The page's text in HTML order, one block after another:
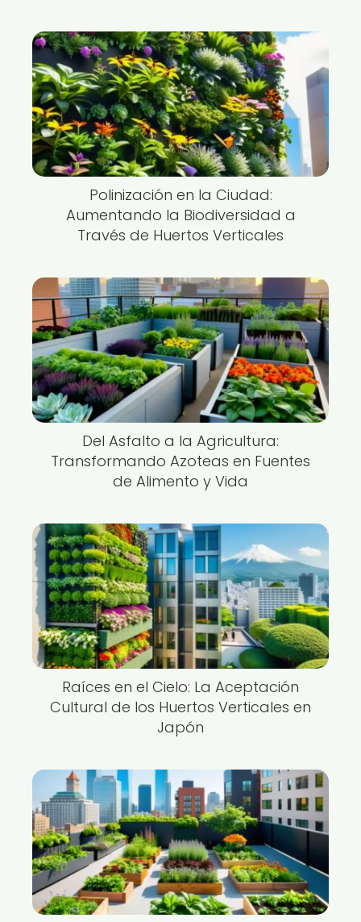
Polinización en la Ciudad:
Aumentando la Biodiversidad a
Través de Huertos Verticales
Del Asfalto a la Agricultura:
Transformando Azoteas en Fuentes
de Alimento y Vida
Raíces en el Cielo: La Aceptación
Cultural de los Huertos Verticales en
Japón